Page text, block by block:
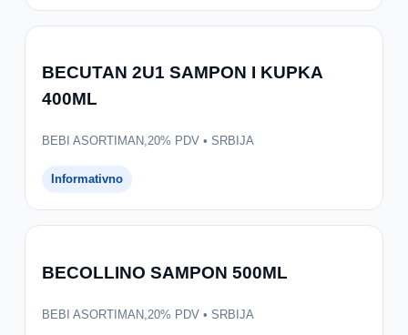
BECUTAN 2U1 SAMPON I KUPKA
400ML
BEBI ASORTIMAN,20% PDV • SRBIJA
Informativno
BECOLLINO SAMPON 500ML
BEBI ASORTIMAN,20% PDV • SRBIJA